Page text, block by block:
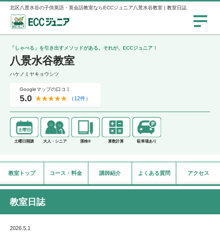
北区八景水谷の子供英語・英会話教室ならECCジュニア八景水谷教室 | 教室日誌
「しゃべる」を引き出すメソッドがある。それが、ECCジュニア！
八景水谷教室
ハケノミヤキョウシツ
Googleマップの口コミ
5.0 ★★★★★ （12件）
土曜日開講 大人・シニア 漢検® 算数計算 駐車場あり
教室トップ コース・料金 講師紹介 よくある質問 アクセス
教室日誌
2026.5.1